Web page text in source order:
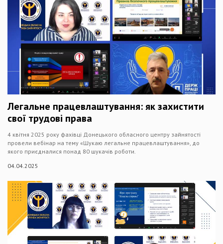
Легальне працевлаштування: як захистити
свої трудові права
4 квітня 2025 року фахівці Донецького обласного центру зайнятості
провели вебінар на тему «Шукаю легальне працевлаштування», до
якого приєдналися понад 80 шукачів роботи.
04.04.2025